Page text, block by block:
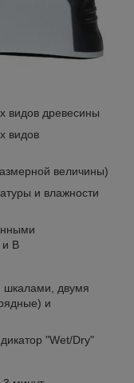
видов древесины
видов
величины)
и влажности
и В
шкалами, двумя
и
"Wet/Dry"